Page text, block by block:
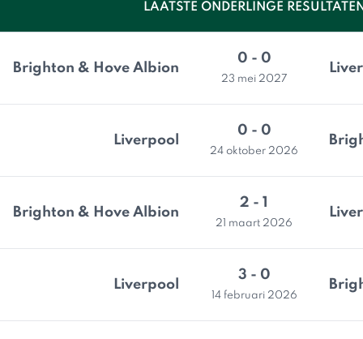
LAATSTE ONDERLINGE
Brighton & Hove Albion
0 - 0
23 mei 2027
Liverpool
0 - 0
24 oktober 2026
Brighton & Hove Albion
2 - 1
21 maart 2026
Liverpool
3 - 0
14 februari 2026